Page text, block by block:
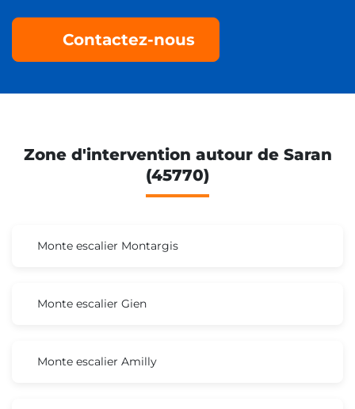
Contactez-nous
Zone d'intervention autour de Saran
(45770)
Monte escalier Montargis
Monte escalier Gien
Monte escalier Amilly